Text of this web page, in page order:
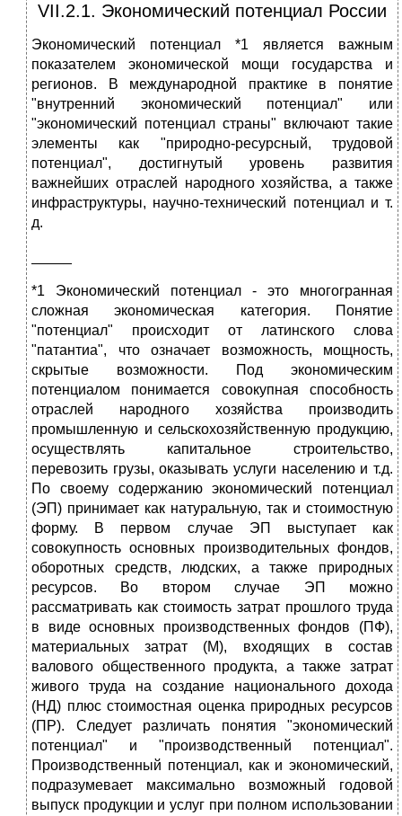
VII.2.1. Экономический потенциал России
Экономический потенциал *1 является важным
показателем экономической мощи государства и
регионов. В международной практике в понятие
"внутренний экономический потенциал" или
"экономический потенциал страны" включают такие
элементы как "природно-ресурсный, трудовой
потенциал", достигнутый уровень развития
важнейших отраслей народного хозяйства, а также
инфраструктуры, научно-технический потенциал и т.
д.
*1 Экономический потенциал - это многогранная
сложная экономическая категория. Понятие
"потенциал" происходит от латинского слова
"патантиа", что означает возможность, мощность,
скрытые возможности. Под экономическим
потенциалом понимается совокупная способность
отраслей народного хозяйства производить
промышленную и сельскохозяйственную продукцию,
осуществлять капитальное строительство,
перевозить грузы, оказывать услуги населению и т.д.
По своему содержанию экономический потенциал
(ЭП) принимает как натуральную, так и стоимостную
форму. В первом случае ЭП выступает как
совокупность основных производительных фондов,
оборотных средств, людских, а также природных
ресурсов. Во втором случае ЭП можно
рассматривать как стоимость затрат прошлого труда
в виде основных производственных фондов (ПФ),
материальных затрат (М), входящих в состав
валового общественного продукта, а также затрат
живого труда на создание национального дохода
(НД) плюс стоимостная оценка природных ресурсов
(ПР). Следует различать понятия "экономический
потенциал" и "производственный потенциал".
Производственный потенциал, как и экономический,
подразумевает максимально возможный годовой
выпуск продукции и услуг при полном использовании